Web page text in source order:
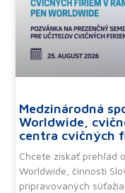
Medzinárodná
Worldwide,
centra cvičných
Chcete získať prehľad
Worldwide, činnosti
pripravovaných